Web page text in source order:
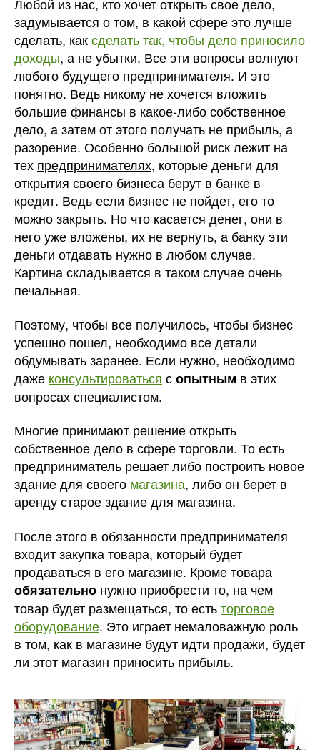
Любой из нас, кто хочет открыть свое дело,
задумывается о том, в какой сфере это лучше
сделать, каксделать так, чтобы дело приносило
доходы, а не убытки. Все эти вопросы волнуют
любого будущего предпринимателя. И это
понятно. Ведь никому не хочется вложить
большие финансы в какое-либо собственное
дело, а затем от этого получать не прибыль, а
разорение. Особенно большой риск лежит на
тех предпринимателях, которые деньги для
открытия своего бизнеса берут в банке в
кредит. Ведь если бизнес не пойдет, его то
можно закрыть. Но что касается денег, они в
него уже вложены, их не вернуть, а банку эти
деньги отдавать нужно в любом случае.
Картина складывается в таком случае очень
печальная.
Поэтому, чтобы все получилось, чтобы бизнес
успешно пошел, необходимо все детали
обдумывать заранее. Если нужно, необходимо
даже консультироваться сопытным в этих
вопросах специалистом.
Многие принимают решение открыть
собственное дело в сфере торговли. То есть
предприниматель решает либо построить новое
здание для своего магазина, либо он берет в
аренду старое здание для магазина.
После этого в обязанности предпринимателя
входит закупка товара, который будет
продаваться в его магазине. Кроме товара
обязательно нужно приобрести то, на чем
товар будет размещаться, то естьторговое
оборудование. Это играет немаловажную роль
в том, как в магазине будут идти продажи, будет
ли этот магазин приносить прибыль.